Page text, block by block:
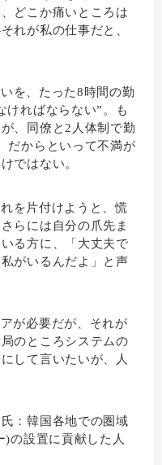
どこか痛いところは
れが私の仕事だと、
を、たった8時間の勤
ければならない”。も
、同僚と2人体制で勤
だからといって不満が
ではない。
を片付けようと、慌
らには自分の爪先ま
る方に、「大丈夫で
がいるんだよ」と声
が必要だが、それが
のところシステムの
して言いたいが、人
：韓国各地での圏域
)の設置に貢献した人